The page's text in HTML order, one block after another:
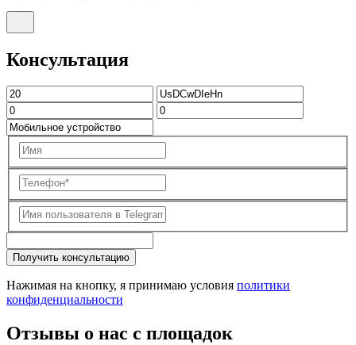
Консультация
Получить консультацию
Нажимая на кнопку, я принимаю условия политики
конфиденциальности
Отзывы о нас с площадок